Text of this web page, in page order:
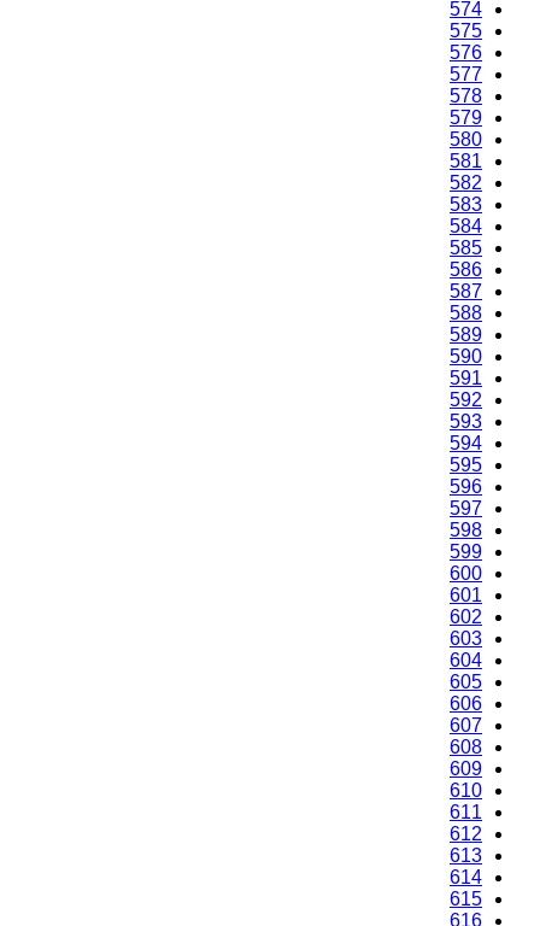
574
575
576
577
578
579
580
581
582
583
584
585
586
587
588
589
590
591
592
593
594
595
596
597
598
599
600
601
602
603
604
605
606
607
608
609
610
611
612
613
614
615
616